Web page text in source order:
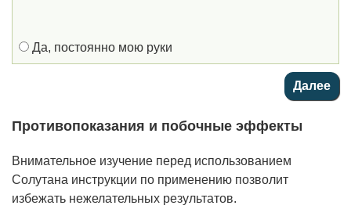
Да, постоянно мою руки
Противопоказания и побочные эффекты
Внимательное изучение перед использованием
Солутана инструкции по применению позволит
избежать нежелательных результатов.